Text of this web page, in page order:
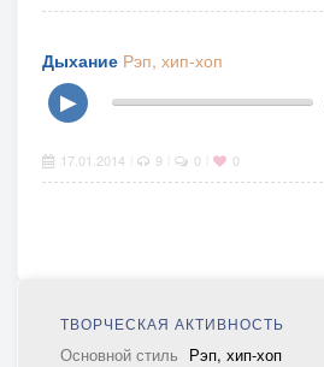
Дыхание Рэп, хип-хоп
▶
17.01.2014 9 0 0
ТВОРЧЕСКАЯ АКТИВНОСТЬ
Основной стиль Рэп, хип-хоп